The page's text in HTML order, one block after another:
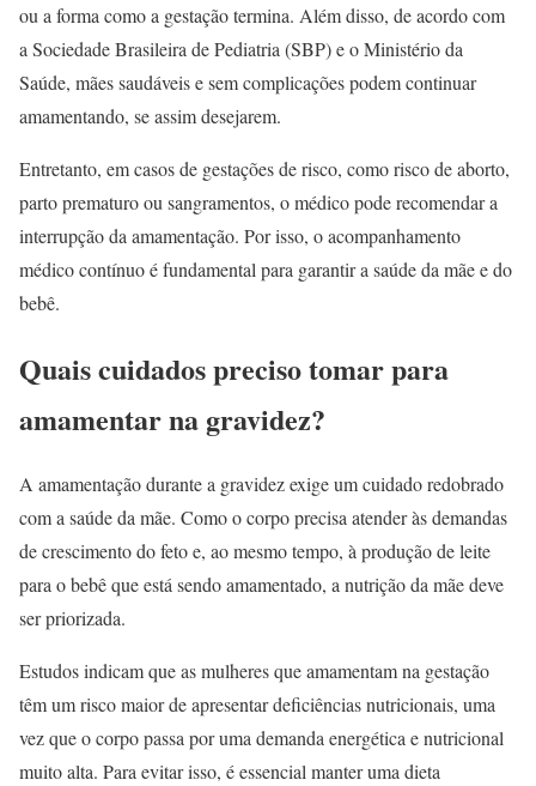
ou a forma como a gestação termina. Além disso, de acordo com
a Sociedade Brasileira de Pediatria (SBP) e o Ministério da
Saúde, mães saudáveis e sem complicações podem continuar
amamentando, se assim desejarem.
Entretanto, em casos de gestações de risco, como risco de aborto,
parto prematuro ou sangramentos, o médico pode recomendar a
interrupção da amamentação. Por isso, o acompanhamento
médico contínuo é fundamental para garantir a saúde da mãe e do
bebê.
Quais cuidados preciso tomar para
amamentar na gravidez?
A amamentação durante a gravidez exige um cuidado redobrado
com a saúde da mãe. Como o corpo precisa atender às demandas
de crescimento do feto e, ao mesmo tempo, à produção de leite
para o bebê que está sendo amamentado, a nutrição da mãe deve
ser priorizada.
Estudos indicam que as mulheres que amamentam na gestação
têm um risco maior de apresentar deficiências nutricionais, uma
vez que o corpo passa por uma demanda energética e nutricional
muito alta. Para evitar isso, é essencial manter uma dieta